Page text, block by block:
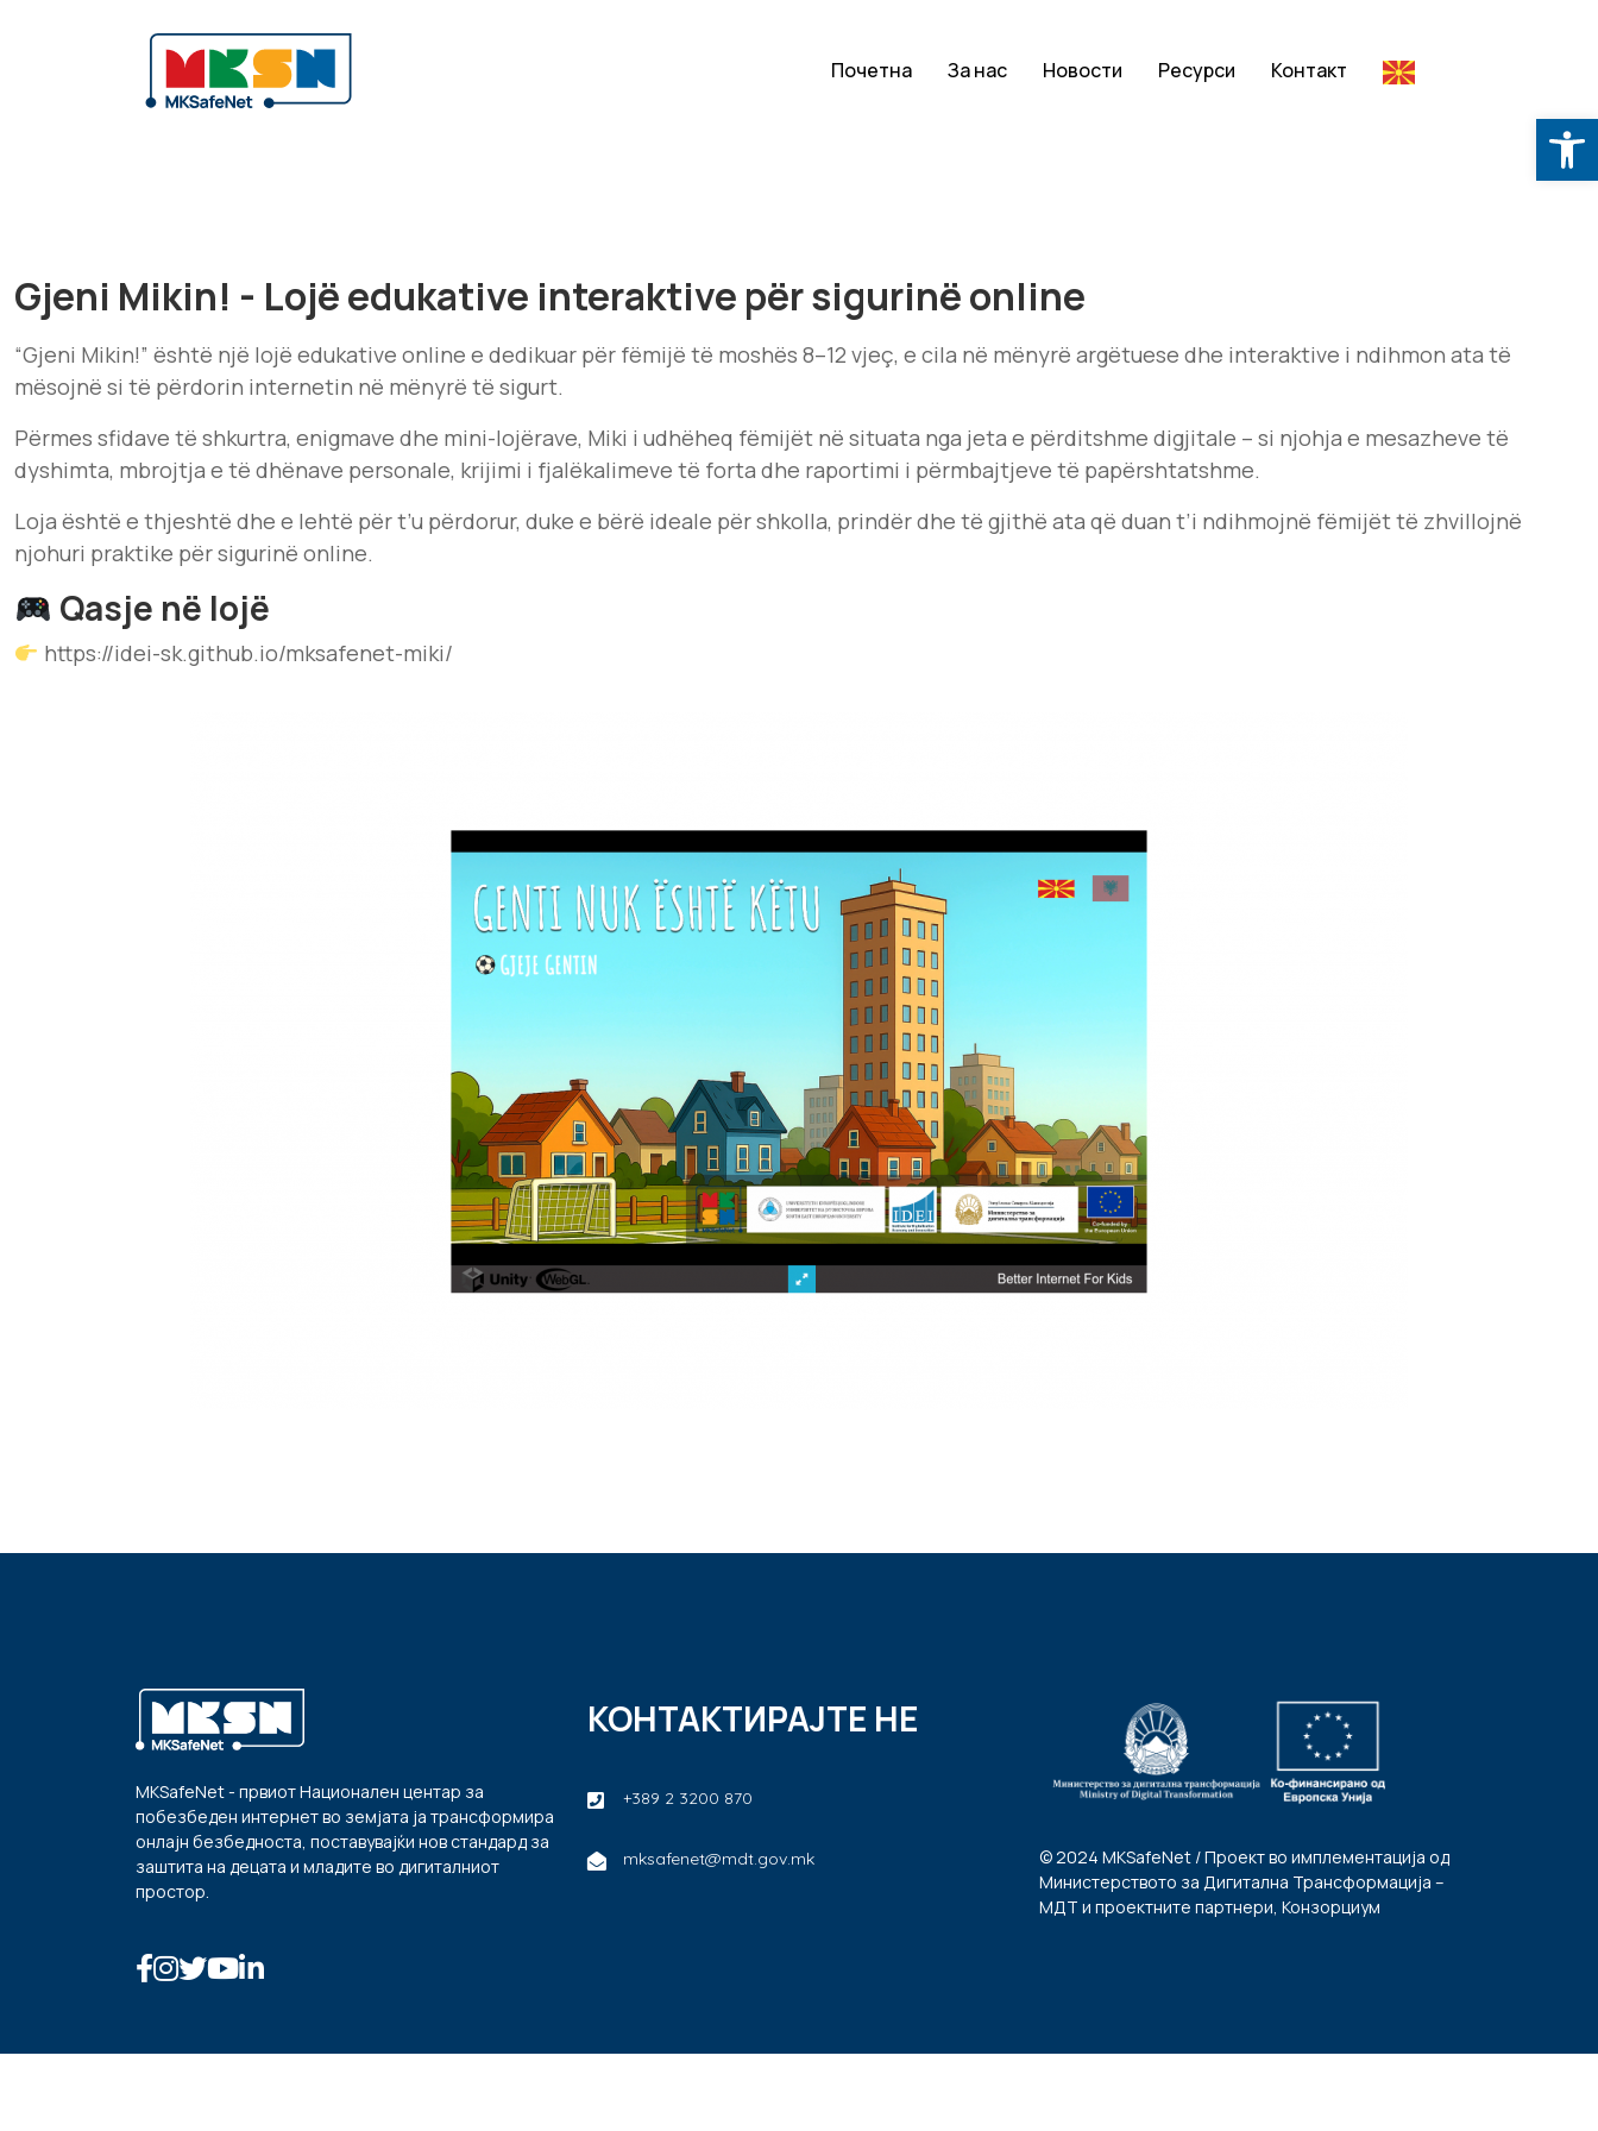
Почетна За нас Новости Ресурси Контакт
Gjeni Mikin! - Lojë edukative interaktive për sigurinë online
“Gjeni Mikin!” është një lojë edukative online e dedikuar për fëmijë të moshës 8–12 vjeç, e cila në mënyrë argëtuese dhe interaktive i ndihmon ata të
mësojnë si të përdorin internetin në mënyrë të sigurt.
Përmes sfidave të shkurtra, enigmave dhe mini-lojërave, Miki i udhëheq fëmijët në situata nga jeta e përditshme digjitale – si njohja e mesazheve të
dyshimta, mbrojtja e të dhënave personale, krijimi i fjalëkalimeve të forta dhe raportimi i përmbajtjeve të papërshtatshme.
Loja është e thjeshtë dhe e lehtë për t’u përdorur, duke e bërë ideale për shkolla, prindër dhe të gjithë ata që duan t’i ndihmojnë fëmijët të zhvillojnë
njohuri praktike për sigurinë online.
Qasje në lojë
https://idei-sk.github.io/mksafenet-miki/
MKSafeNet - првиот Национален центар за
побезбеден интернет во земјата ја трансформира
онлајн безбедноста, поставувајќи нов стандард за
заштита на децата и младите во дигиталниот
простор.
КОНТАКТИРАЈТЕ НЕ
+389 2 3200 870
mksafenet@mdt.gov.mk
© 2024 MKSafeNet / Проект во имплементација од
Министерството за Дигитална Трансформација –
МДТ и проектните партнери, Конзорциум